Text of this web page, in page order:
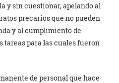
y sin cuestionar, apelando al
precarios que no pueden
y al cumplimiento de
tareas para las cuales fueron
de personal que hace